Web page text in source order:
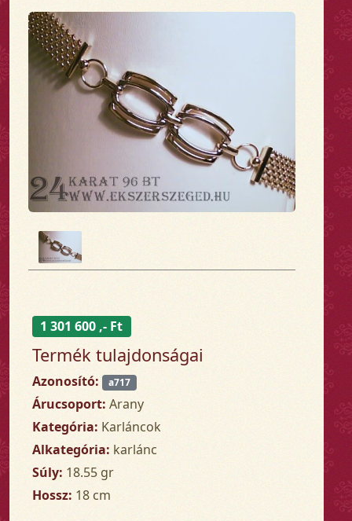
1 301 600 ,- Ft
Termék tulajdonságai
Azonosító: a717
Árucsoport: Arany
Kategória: Karláncok
Alkategória: karlánc
Súly: 18.55 gr
Hossz: 18 cm